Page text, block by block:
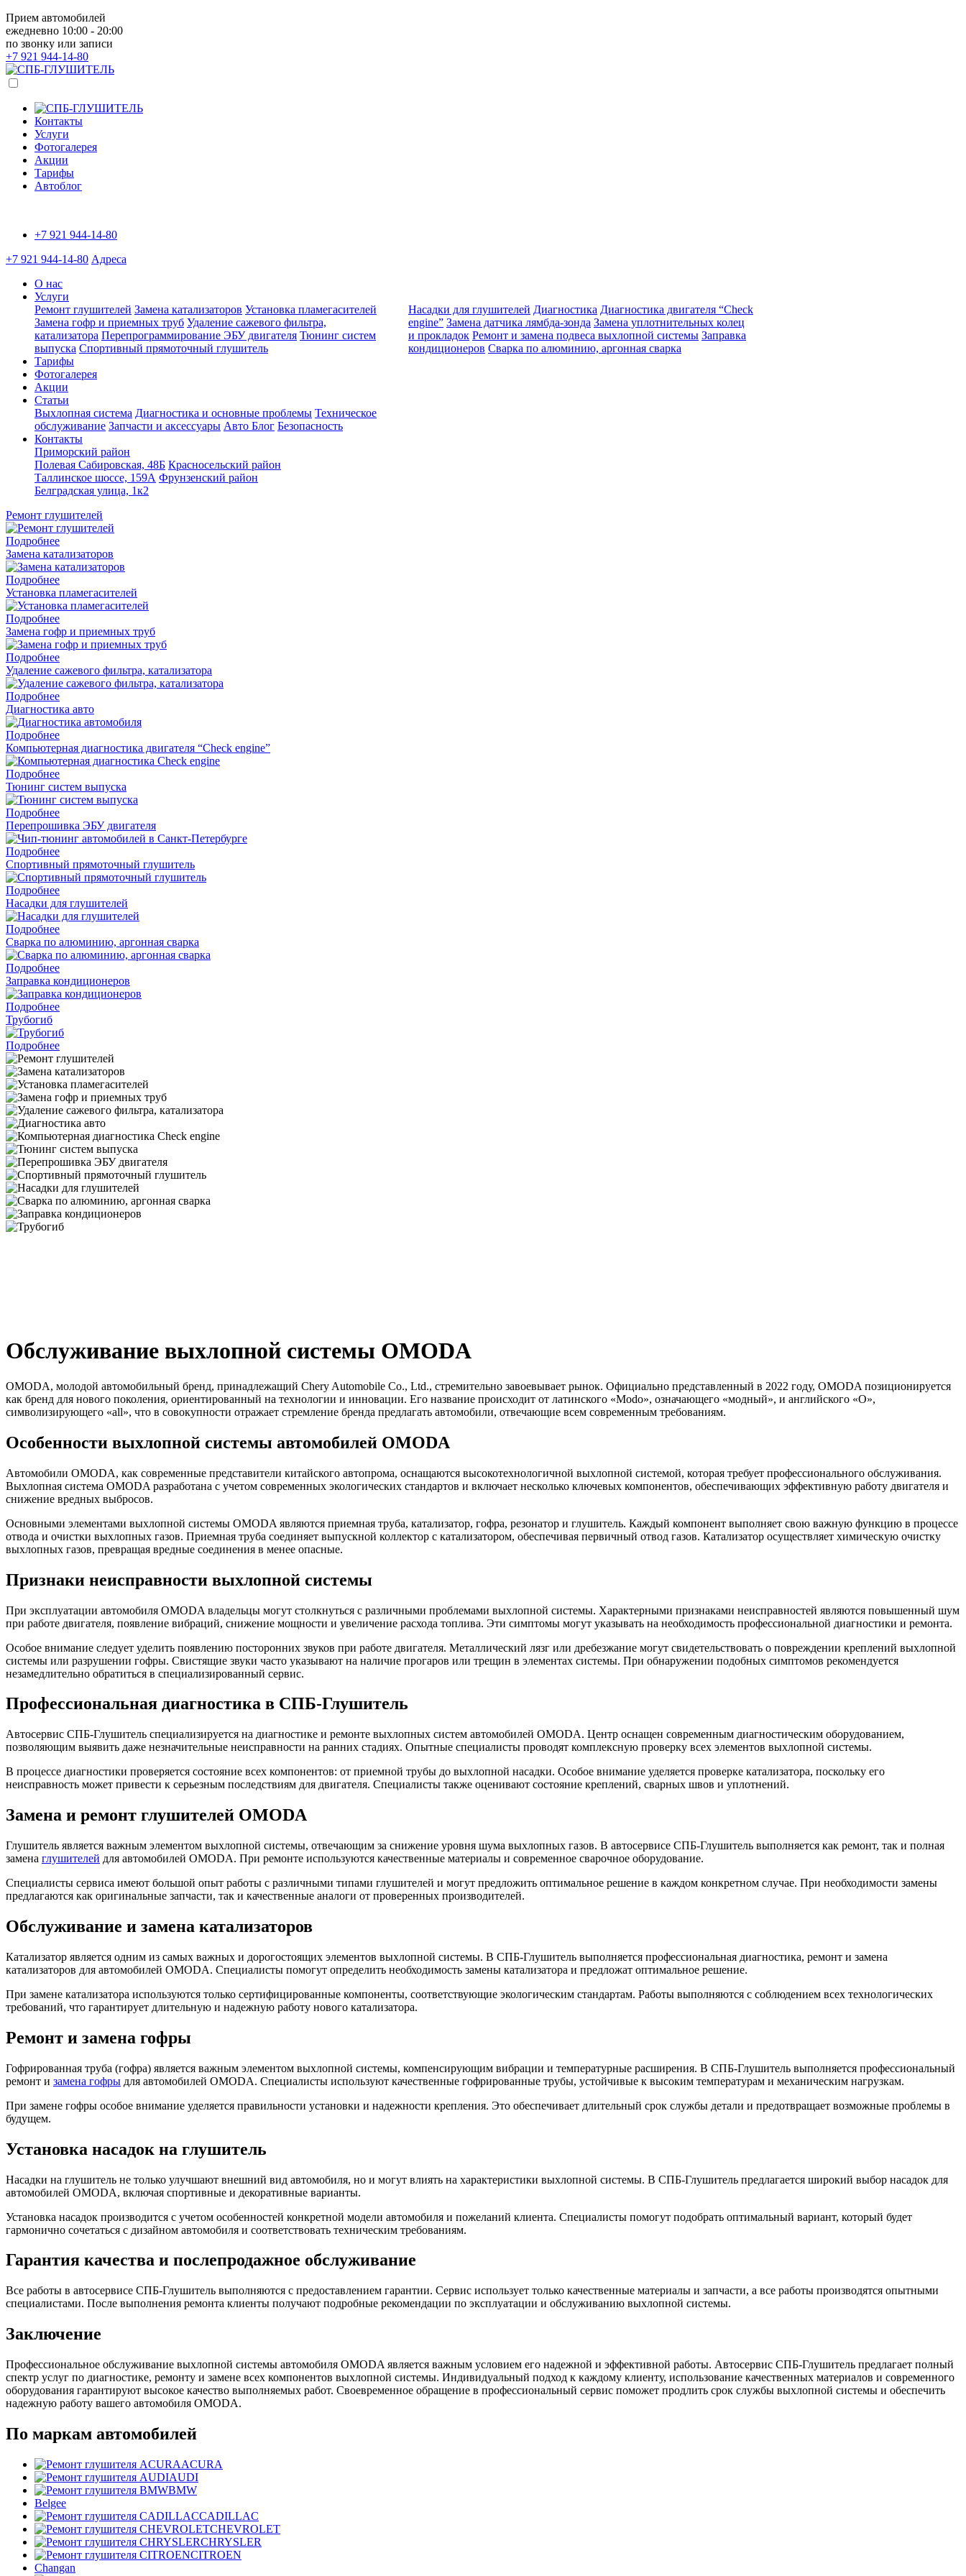
Прием автомобилей
ежедневно 10:00 - 20:00
по звонку или записи
+7 921 944-14-80
Контакты
Услуги
Фотогалерея
Акции
Тарифы
Автоблог
+7 921 944-14-80
+7 921 944-14-80 Адреса
О нас
Услуги
Ремонт глушителей Замена катализаторов Установка пламегасителей
Замена гофр и приемных труб Удаление сажевого фильтра,
катализатора Перепрограммирование ЭБУ двигателя Тюнинг систем
выпуска Спортивный прямоточный глушитель
Насадки для глушителей Диагностика Диагностика двигателя “Check
engine” Замена датчика лямбда-зонда Замена уплотнительных колец
и прокладок Ремонт и замена подвеса выхлопной системы Заправка
кондиционеров Cварка по алюминию, аргонная сварка
Тарифы
Фотогалерея
Акции
Статьи
Выхлопная система Диагностика и основные проблемы Техническое
обслуживание Запчасти и аксессуары Авто Блог Безопасность
Контакты
Приморский район
Полевая Сабировская, 48Б Красносельский район
Таллинское шоссе, 159А Фрунзенский район
Белградская улица, 1к2
Ремонт глушителей
Подробнее
Замена катализаторов
Подробнее
Установка пламегасителей
Подробнее
Замена гофр и приемных труб
Подробнее
Удаление сажевого фильтра, катализатора
Подробнее
Диагностика авто
Подробнее
Компьютерная диагностика двигателя “Check engine”
Подробнее
Тюнинг систем выпуска
Подробнее
Перепрошивка ЭБУ двигателя
Подробнее
Спортивный прямоточный глушитель
Подробнее
Насадки для глушителей
Подробнее
Cварка по алюминию, аргонная сварка
Подробнее
Заправка кондиционеров
Подробнее
Трубогиб
Подробнее
Обслуживание выхлопной системы OMODA
OMODA, молодой автомобильный бренд, принадлежащий Chery Automobile Co., Ltd., стремительно завоевывает рынок. Официально представленный в 2022 году, OMODA позиционируется
как бренд для нового поколения, ориентированный на технологии и инновации. Его название происходит от латинского «Modo», означающего «модный», и английского «O»,
символизирующего «all», что в совокупности отражает стремление бренда предлагать автомобили, отвечающие всем современным требованиям.
Особенности выхлопной системы автомобилей OMODA
Автомобили OMODA, как современные представители китайского автопрома, оснащаются высокотехнологичной выхлопной системой, которая требует профессионального обслуживания.
Выхлопная система OMODA разработана с учетом современных экологических стандартов и включает несколько ключевых компонентов, обеспечивающих эффективную работу двигателя и
снижение вредных выбросов.
Основными элементами выхлопной системы OMODA являются приемная труба, катализатор, гофра, резонатор и глушитель. Каждый компонент выполняет свою важную функцию в процессе
отвода и очистки выхлопных газов. Приемная труба соединяет выпускной коллектор с катализатором, обеспечивая первичный отвод газов. Катализатор осуществляет химическую очистку
выхлопных газов, превращая вредные соединения в менее опасные.
Признаки неисправности выхлопной системы
При эксплуатации автомобиля OMODA владельцы могут столкнуться с различными проблемами выхлопной системы. Характерными признаками неисправностей являются повышенный шум
при работе двигателя, появление вибраций, снижение мощности и увеличение расхода топлива. Эти симптомы могут указывать на необходимость профессиональной диагностики и ремонта.
Особое внимание следует уделить появлению посторонних звуков при работе двигателя. Металлический лязг или дребезжание могут свидетельствовать о повреждении креплений выхлопной
системы или разрушении гофры. Свистящие звуки часто указывают на наличие прогаров или трещин в элементах системы. При обнаружении подобных симптомов рекомендуется
незамедлительно обратиться в специализированный сервис.
Профессиональная диагностика в СПБ-Глушитель
Автосервис СПБ-Глушитель специализируется на диагностике и ремонте выхлопных систем автомобилей OMODA. Центр оснащен современным диагностическим оборудованием,
позволяющим выявить даже незначительные неисправности на ранних стадиях. Опытные специалисты проводят комплексную проверку всех элементов выхлопной системы.
В процессе диагностики проверяется состояние всех компонентов: от приемной трубы до выхлопной насадки. Особое внимание уделяется проверке катализатора, поскольку его
неисправность может привести к серьезным последствиям для двигателя. Специалисты также оценивают состояние креплений, сварных швов и уплотнений.
Замена и ремонт глушителей OMODA
Глушитель является важным элементом выхлопной системы, отвечающим за снижение уровня шума выхлопных газов. В автосервисе СПБ-Глушитель выполняется как ремонт, так и полная
замена глушителей для автомобилей OMODA. При ремонте используются качественные материалы и современное сварочное оборудование.
Специалисты сервиса имеют большой опыт работы с различными типами глушителей и могут предложить оптимальное решение в каждом конкретном случае. При необходимости замены
предлагаются как оригинальные запчасти, так и качественные аналоги от проверенных производителей.
Обслуживание и замена катализаторов
Катализатор является одним из самых важных и дорогостоящих элементов выхлопной системы. В СПБ-Глушитель выполняется профессиональная диагностика, ремонт и замена
катализаторов для автомобилей OMODA. Специалисты помогут определить необходимость замены катализатора и предложат оптимальное решение.
При замене катализатора используются только сертифицированные компоненты, соответствующие экологическим стандартам. Работы выполняются с соблюдением всех технологических
требований, что гарантирует длительную и надежную работу нового катализатора.
Ремонт и замена гофры
Гофрированная труба (гофра) является важным элементом выхлопной системы, компенсирующим вибрации и температурные расширения. В СПБ-Глушитель выполняется профессиональный
ремонт и замена гофры для автомобилей OMODA. Специалисты используют качественные гофрированные трубы, устойчивые к высоким температурам и механическим нагрузкам.
При замене гофры особое внимание уделяется правильности установки и надежности крепления. Это обеспечивает длительный срок службы детали и предотвращает возможные проблемы в
будущем.
Установка насадок на глушитель
Насадки на глушитель не только улучшают внешний вид автомобиля, но и могут влиять на характеристики выхлопной системы. В СПБ-Глушитель предлагается широкий выбор насадок для
автомобилей OMODA, включая спортивные и декоративные варианты.
Установка насадок производится с учетом особенностей конкретной модели автомобиля и пожеланий клиента. Специалисты помогут подобрать оптимальный вариант, который будет
гармонично сочетаться с дизайном автомобиля и соответствовать техническим требованиям.
Гарантия качества и послепродажное обслуживание
Все работы в автосервисе СПБ-Глушитель выполняются с предоставлением гарантии. Сервис использует только качественные материалы и запчасти, а все работы производятся опытными
специалистами. После выполнения ремонта клиенты получают подробные рекомендации по эксплуатации и обслуживанию выхлопной системы.
Заключение
Профессиональное обслуживание выхлопной системы автомобиля OMODA является важным условием его надежной и эффективной работы. Автосервис СПБ-Глушитель предлагает полный
спектр услуг по диагностике, ремонту и замене всех компонентов выхлопной системы. Индивидуальный подход к каждому клиенту, использование качественных материалов и современного
оборудования гарантируют высокое качество выполняемых работ. Своевременное обращение в профессиональный сервис поможет продлить срок службы выхлопной системы и обеспечить
надежную работу вашего автомобиля OMODA.
По маркам автомобилей
ACURA
AUDI
BMW
Belgee
CADILLAC
CHEVROLET
CHRYSLER
CITROEN
Changan